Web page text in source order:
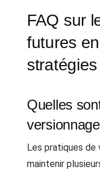
FAQ sur
futures
Quelles
Les pratiques de
maintenir